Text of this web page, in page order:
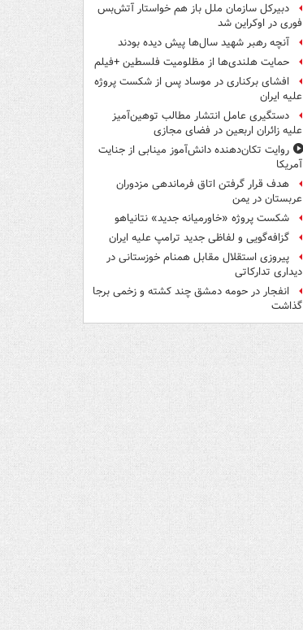
دبیرکل سازمان ملل باز هم خواستار آتش‌بس
فوری در اوکراین شد
آنچه رهبر شهید سال‌ها پیش دیده بودند
حمایت هلندی‌ها از مظلومیت فلسطین +فیلم
افشای برکناری در موساد پس از شکست پروژه
علیه ایران
دستگیری عامل انتشار مطالب توهین‌آمیز
علیه زائران اربعین در فضای مجازی
روایت تکان‌دهنده دانش‌آموز مینابی از جنایت
آمریکا
هدف قرار گرفتن اتاق‌ فرماندهی مزدوران
عربستان در یمن
شکست پروژه «خاورمیانه جدید» نتانیاهو
گزافه‌گویی و لفاظی جدید ترامپ علیه ایران
پیروزی استقلال مقابل همنام خوزستانی در
دیداری تدارکاتی
انفجار در حومه دمشق چند کشته و زخمی برجا
گذاشت